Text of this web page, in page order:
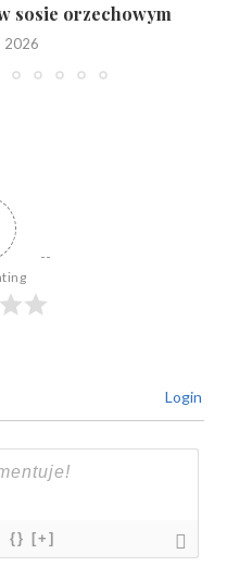
sosie orzechowym
2026
Login
{} [+]